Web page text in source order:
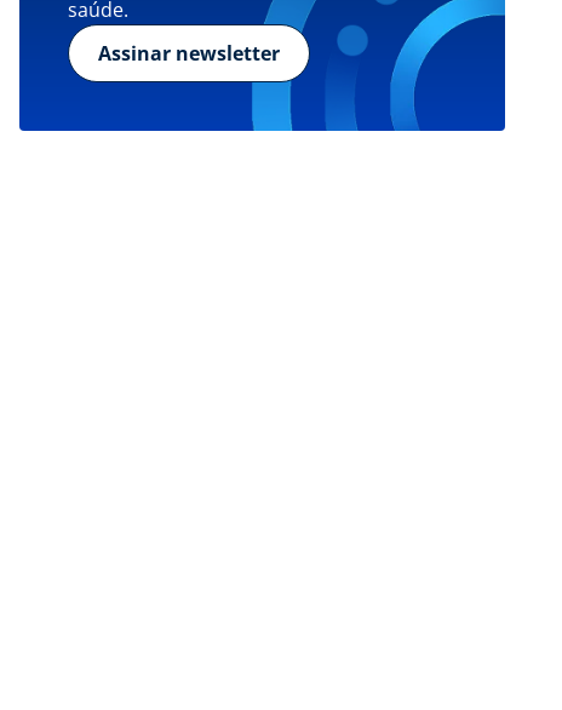
saúde.
Assinar newsletter